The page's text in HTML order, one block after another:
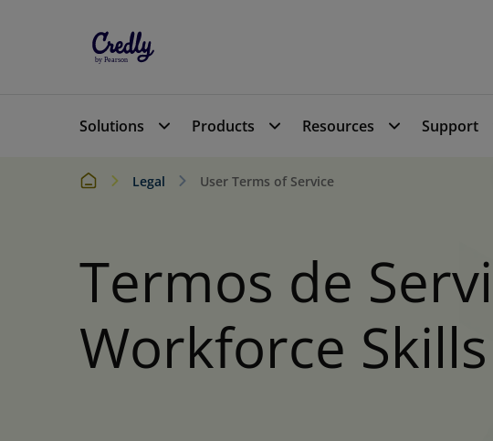
Solutions Products Resources Support
Legal User Terms of Service
Termos de
Workforce Skills